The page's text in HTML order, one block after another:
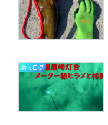
潜りログ